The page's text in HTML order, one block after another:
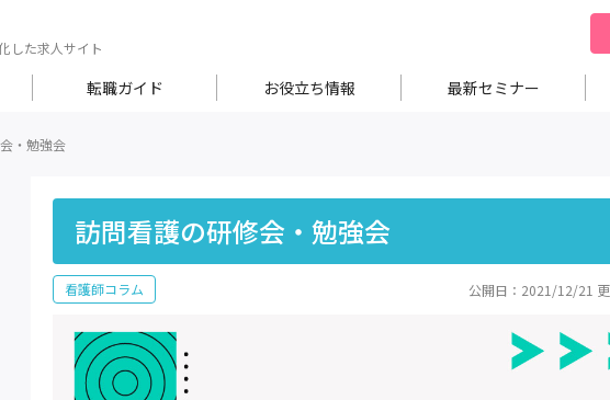
した求人サイト
転職ガイド お役立ち情報 最新セミナー
・勉強会
訪問看護の研修会・勉強会
看護師コラム 公開日：2021/12/21